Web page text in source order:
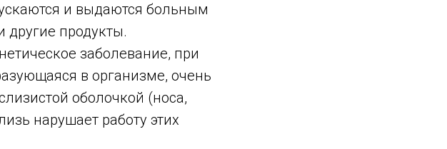
и выдаются больным
продукты.
заболевание, при
в организме, очень
оболочкой (носа,
нарушает работу этих